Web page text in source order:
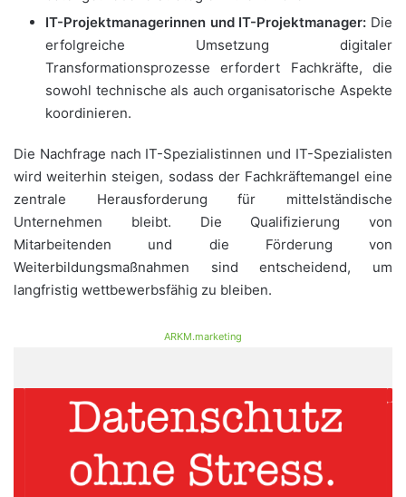
IT-Projektmanagerinnen und IT-Projektmanager: Die
erfolgreiche Umsetzung digitaler
Transformationsprozesse erfordert Fachkräfte, die
sowohl technische als auch organisatorische Aspekte
koordinieren.
Die Nachfrage nach IT-Spezialistinnen und IT-Spezialisten
wird weiterhin steigen, sodass der Fachkräftemangel eine
zentrale Herausforderung für mittelständische
Unternehmen bleibt. Die Qualifizierung von
Mitarbeitenden und die Förderung von
Weiterbildungsmaßnahmen sind entscheidend, um
langfristig wettbewerbsfähig zu bleiben.
ARKM.marketing